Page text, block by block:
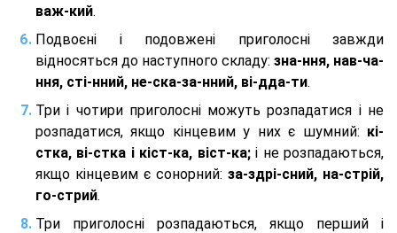
важ-кий.
Подвоєні і подовжені приголосні завжди
відносяться до наступного складу: зна-ння, нав-ча-
ння, сті-нний, не-ска-за-нний, ві-дда-ти.
Три і чотири приголосні можуть розпадатися і не
розпадатися, якщо кінцевим у них є шумний: кі-
стка, ві-стка і кіст-ка, віст-ка;і не розпадаються,
якщо кінцевим є сонорний: за-здрі-сний, на-стрій,
го-стрий.
Три приголосні розпадаються, якщо перший і